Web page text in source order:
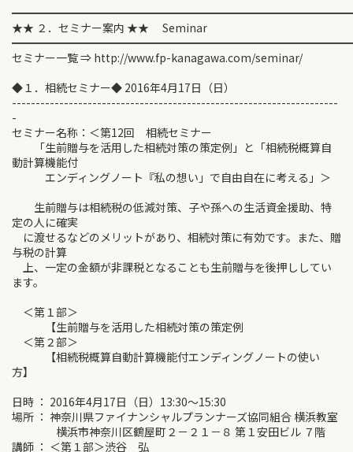
★★ ２．セミナー案内 ★★ Seminar
セミナー一覧 ⇒ http://www.fp-kanagawa.com/seminar/
◆１．相続セミナー◆ 2016年4月17日（日）
---------------------------------------------------------------------
-
セミナー名称：＜第12回 相続セミナー
「生前贈与を活用した相続対策の策定例」と「相続税概算自
動計算機能付
エンディングノート『私の想い」で自由自在に考える」＞
生前贈与は相続税の低減対策、子や孫への生活資金援助、特
定の人に確実
に渡せるなどのメリットがあり、相続対策に有効です。また、贈
与税の計算
上、一定の金額が非課税となることも生前贈与を後押ししてい
ます。
＜第１部＞
【生前贈与を活用した相続対策の策定例
＜第２部＞
【相続税概算自動計算機能付エンディングノートの使い
方】
日時 ： 2016年4月17日（日）13:30～15:30
場所 ： 神奈川県ファイナンシャルプランナーズ協同組合 横浜教室
横浜市神奈川区鶴屋町２－２１－８ 第１安田ビル ７階
講師 ： ＜第１部＞渋谷 弘